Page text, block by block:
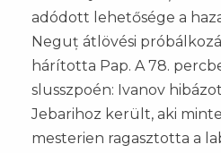
adódott lehetősége a
Neguț átlövési
hárította Pap. A 78.
slusszpoén: Ivanov
Jebarihoz került, aki
mesterien ragasztotta a